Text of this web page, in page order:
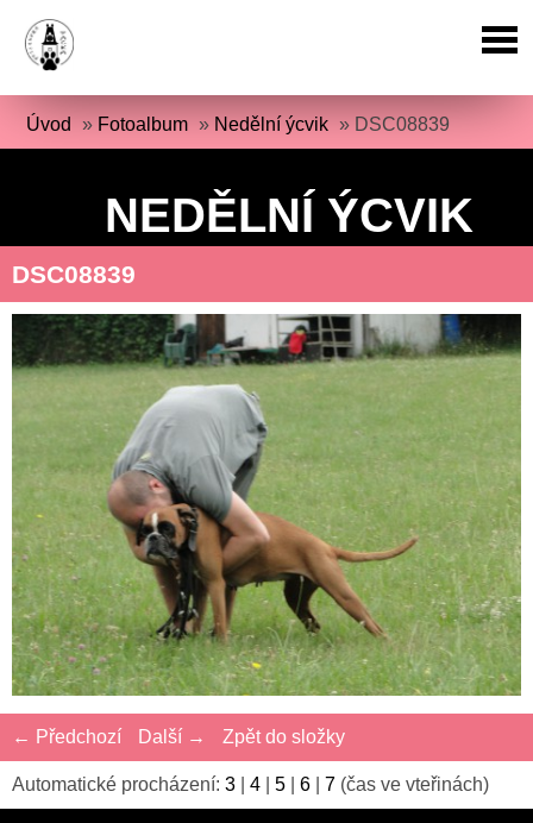
Úvod » Fotoalbum » Nedělní ýcvik » DSC08839
NEDĚLNÍ ÝCVIK
DSC08839
← Předchozí Další → Zpět do složky
Automatické procházení: 3 4 5 6 7 (čas ve vteřinách)